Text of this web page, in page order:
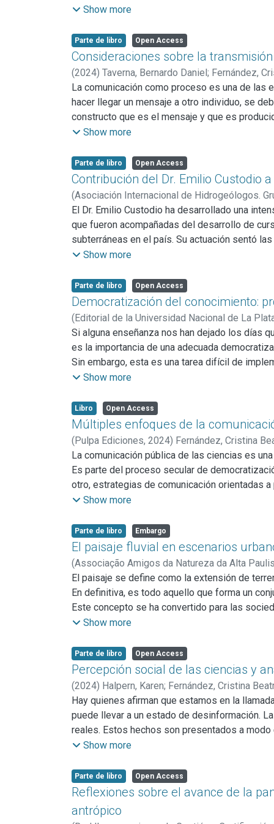
affected by bioerosion through
The type and diversity of calcium
determinant in the origin, evolution and
southeasternBuenos Aires province, Argentina.
por omisión tal vez por celeridad en el
lentamente se va introduciendo en el
de este desarrollo se propone una ampliación
Show more
Parte de libro Open Access
Consideraciones sobre la
(2024) Taverna, Bernardo Daniel; Fernández,
La comunicación como proceso es una de las
hacer llegar un mensaje a otro individuo, se
constructo que es el mensaje y que es
problema asciende a un nuevo nivel, si a las
haremos. Este nuevo reconocimiento expone
más complejas.
Es una realidad que, dependiendo del
un proceso, cualquier parte conformante de
principalmente, de la construcción del
transmisión de conocimiento y,
Una de las dificultades más importantes a la
comunicar. Por lo tanto, es justo pensar que
condicionarán el contenido y la forma del
Identificar las características del público
el objetivo principal de la divulgación científica.
Show more
Parte de libro Open Access
Contribución del Dr. Emilio Custodio
(Asociación Internacional de Hidrogeólogos.
El Dr. Emilio Custodio ha desarrollado una
que fueron acompañadas del desarrollo de
subterráneas en el país. Su actuación sentó
periódicos de la especialidad. La trayectoria
Show more
Parte de libro Open Access
Democratización del conocimiento:
(Editorial de la Universidad Nacional de La
Taverna, Bernardo Daniel
Si alguna enseñanza nos han dejado los días
es la importancia de una adecuada
Sin embargo, esta es una tarea difícil de
desafíos, aunque también de oportunidades.
oportunidad el seminario se ofreciese en
estudiantes del exterior o la colaboración de
distancian” y, podríamos agregar, este
firme. En efecto, a lo largo de diez
contextos institucionales, tuvieron la
Cecilia Creus) y que contó con el aval de la
problemas y estrategias nucleados en torno a
Show more
Libro Open Access
Múltiples enfoques de la
(Pulpa Ediciones, 2024) Fernández, Cristina
La comunicación pública de las ciencias es
Es parte del proceso secular de
otro, estrategias de comunicación orientadas
de una serie de seminarios y talleres. Sus
necesidad de ejercer una mirada crítica sobre
trabajos cuyos autores son los profesores
realizadas por invitados especiales, figuras
editoriales, cuyas reflexiones sobre esta
democratización del conocimiento, en
cuestión sino un verdadero documento de
ciudadanía formada e informada.
Show more
Parte de libro Embargo
El paisaje fluvial en escenarios
(Associação Amigos da Natureza da Alta
De Marco, Silvia
El paisaje se define como la extensión de
En definitiva, es todo aquello que forma un
Este concepto se ha convertido para las
favorablemente por la sociedad. El término
componentes naturales, técnico-económicos y
disciplinar. El medio se hace paisaje cuando
arrojar tantos resultados como perceptores
que aportan principalmente información
las construcciones e incluso otras
conjunto de bienes heredados, utilizados o no
turístico - recreativo, y hasta meramente
como antrópico. Las transformaciones
tener distintos orígenes; por ejemplo pueden
(rutas, caminos, tendidos eléctricos,
ocupada por un objeto en el plano de visión del
Show more
Parte de libro Open Access
Percepción social de las ciencias y
(2024) Halpern, Karen; Fernández, Cristina
Hay quienes afirman que estamos en la
puede llevar a un estado de desinformación.
reales. Estos hechos son presentados a modo
beneficio, influir en opiniones públicas o
Show more
Parte de libro Open Access
Reflexiones sobre el avance de la
antrópico